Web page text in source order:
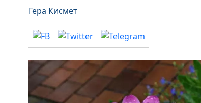
Гера Кисмет